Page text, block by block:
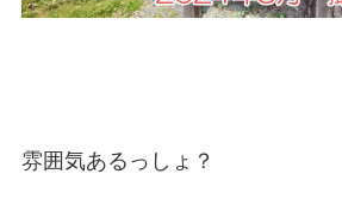
雰囲気あるっしょ？